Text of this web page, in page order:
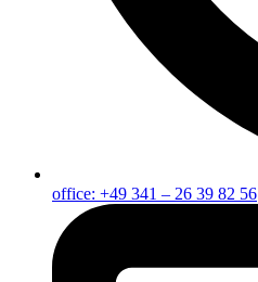
office: +49 341 – 26 39 82 56